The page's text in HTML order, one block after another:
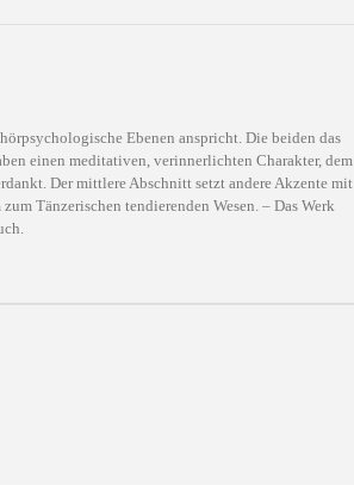
Ebenen anspricht. Die beiden das
einen meditativen, verinnerlichten Charakter, dem
Der mittlere Abschnitt setzt andere Akzente mit
Tänzerischen tendierenden Wesen. – Das Werk